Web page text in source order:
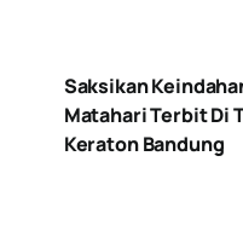
Saksikan
Matahari Terbit Di
Keraton Bandung